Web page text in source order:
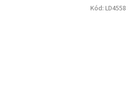
Kód: LD4558